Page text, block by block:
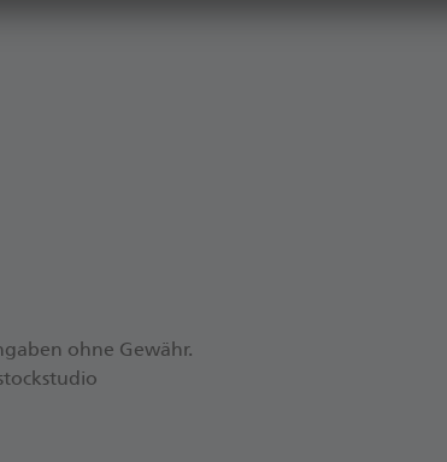
ohne Gewähr.